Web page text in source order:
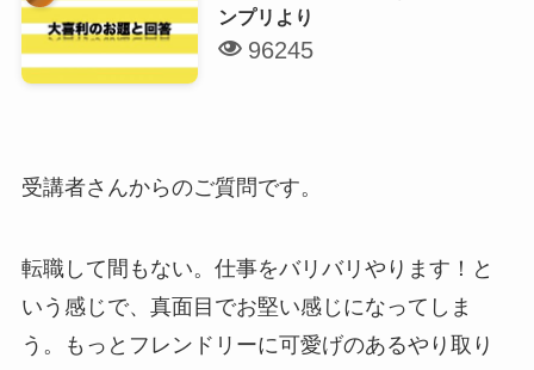
ンプリより
96245
受講者さんからのご質問です。
転職して間もない。仕事をバリバリやります！と
いう感じで、真面目でお堅い感じになってしま
う。もっとフレンドリーに可愛げのあるやり取り